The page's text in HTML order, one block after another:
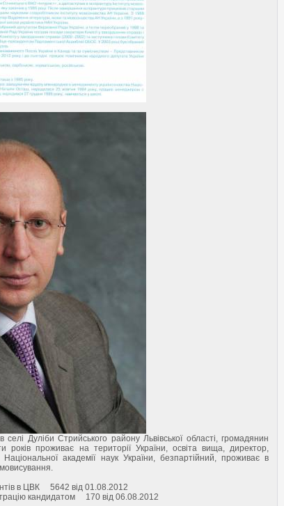
Дуліби Стрийського району Львівської області, громадянин
років проживає на території України, освіта вища, директор,
академії наук України, безпартійний, проживає в
в ЦВК 5642 від 01.08.2012
кандидатом 170 від 06.08.2012